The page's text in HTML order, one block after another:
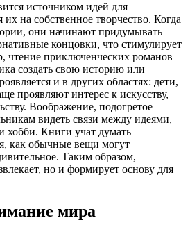
источником идей для
на собственное творчество. Когда
они начинают придумывать
концовки, что стимулирует
чтение приключенческих романов
создать свою историю или
и в других областях: дети,
проявляют интерес к искусству,
Воображение, подогретое
видеть связи между идеями,
хобби. Книги учат думать
как обычные вещи могут
Таким образом,
но и формирует основу для
мира